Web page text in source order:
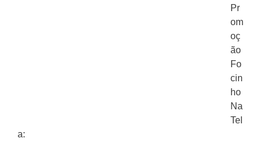
Pr
om
oç
ão
Fo
cin
ho
Na
Tel
a: